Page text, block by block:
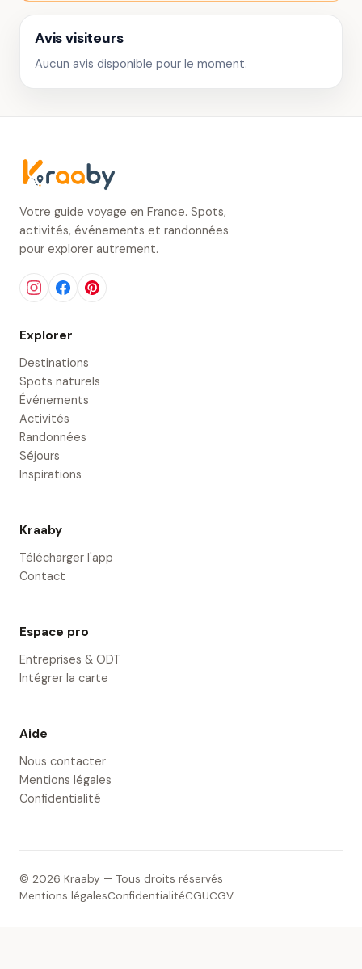
Avis visiteurs
Aucun avis disponible pour le moment.
Votre guide voyage en France. Spots,
activités, événements et randonnées
pour explorer autrement.
Explorer
Destinations
Spots naturels
Événements
Activités
Randonnées
Séjours
Inspirations
Kraaby
Télécharger l'app
Contact
Espace pro
Entreprises & ODT
Intégrer la carte
Aide
Nous contacter
Mentions légales
Confidentialité
© 2026 Kraaby — Tous droits réservés
Mentions légalesConfidentialitéCGUCGV